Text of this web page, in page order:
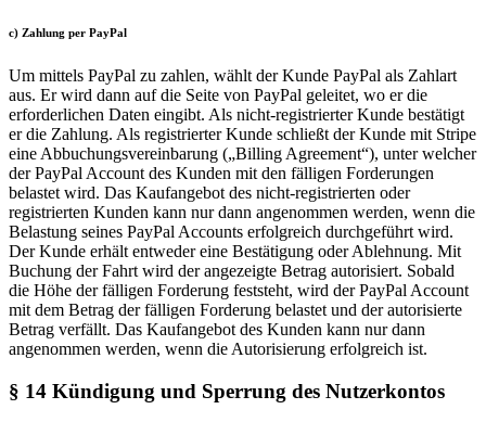
c) Zahlung per PayPal
Um mittels PayPal zu zahlen, wählt der Kunde PayPal als Zahlart
aus. Er wird dann auf die Seite von PayPal geleitet, wo er die
erforderlichen Daten eingibt. Als nicht-registrierter Kunde bestätigt
er die Zahlung. Als registrierter Kunde schließt der Kunde mit Stripe
eine Abbuchungsvereinbarung („Billing Agreement“), unter welcher
der PayPal Account des Kunden mit den fälligen Forderungen
belastet wird. Das Kaufangebot des nicht-registrierten oder
registrierten Kunden kann nur dann angenommen werden, wenn die
Belastung seines PayPal Accounts erfolgreich durchgeführt wird.
Der Kunde erhält entweder eine Bestätigung oder Ablehnung. Mit
Buchung der Fahrt wird der angezeigte Betrag autorisiert. Sobald
die Höhe der fälligen Forderung feststeht, wird der PayPal Account
mit dem Betrag der fälligen Forderung belastet und der autorisierte
Betrag verfällt. Das Kaufangebot des Kunden kann nur dann
angenommen werden, wenn die Autorisierung erfolgreich ist.
§ 14 Kündigung und Sperrung des Nutzerkontos